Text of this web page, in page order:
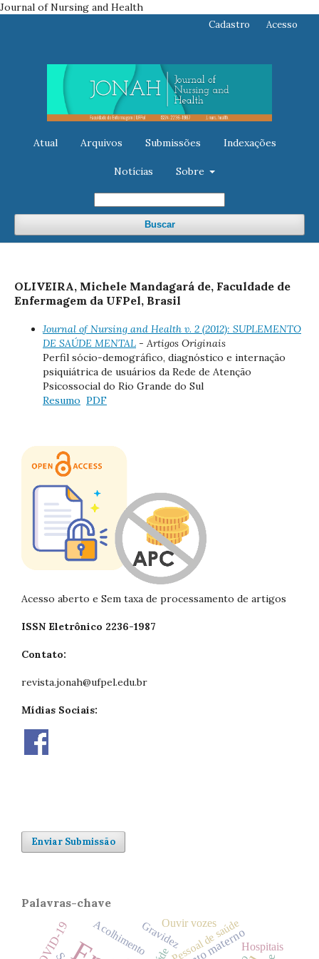
Journal of Nursing and Health
Atual Arquivos Submissões Indexações
Notícias Sobre
Buscar
Cadastro Acesso
OLIVEIRA, Michele Mandagará de, Faculdade de
Enfermagem da UFPel, Brasil
Journal of Nursing and Health v. 2 (2012): SUPLEMENTO
DE SAÚDE MENTAL - Artigos Originais
Perfil sócio-demográfico, diagnóstico e internação
psiquiátrica de usuários da Rede de Atenção
Psicossocial do Rio Grande do Sul
Resumo PDF
Acesso aberto e Sem taxa de processamento de artigos
ISSN Eletrônico 2236-1987
Contato:
revista.jonah@ufpel.edu.br
Mídias Sociais:
Enviar Submissão
Palavras-chave
COVID-19 Pessoal de saúde
Gravidez
Acolhimento Ouvir vozes
Hospitais